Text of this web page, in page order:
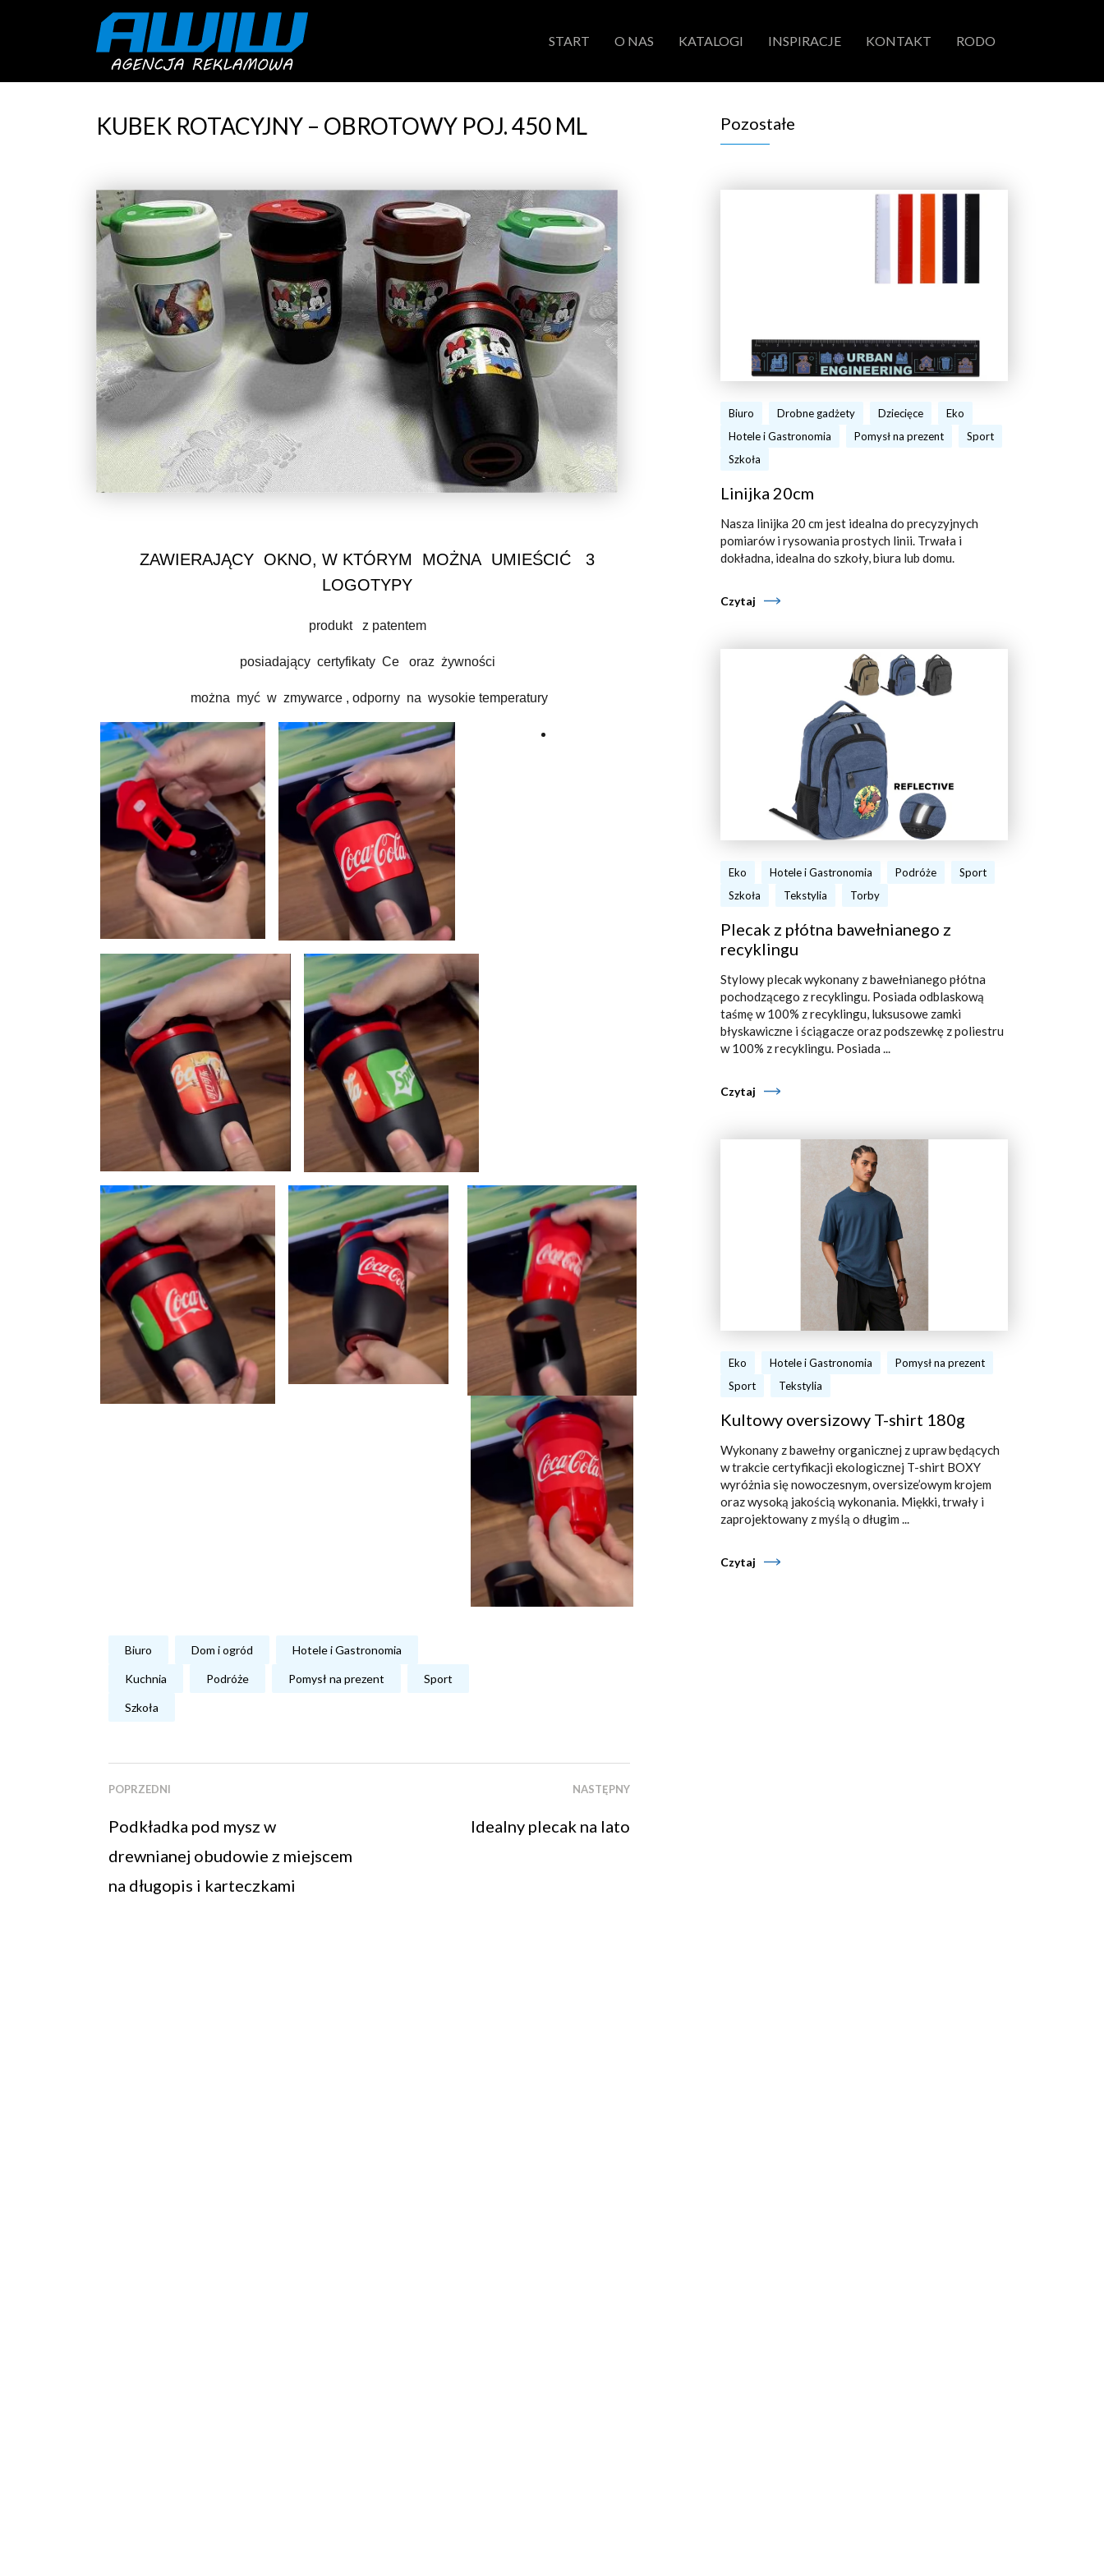
START O NAS KATALOGI INSPIRACJE KONTAKT RODO
KUBEK ROTACYJNY – OBROTOWY POJ. 450 ML
ZAWIERAJĄCY OKNO, W KTÓRYM MOŻNA UMIEŚCIĆ 3
LOGOTYPY
produkt z patentem
posiadający certyfikaty Ce oraz żywności
można myć w zmywarce , odporny na wysokie temperatury
Biuro Dom i ogród Hotele i Gastronomia
Kuchnia Podróże Pomysł na prezent Sport
Szkoła
POPRZEDNI
Podkładka pod mysz w
drewnianej obudowie z miejscem
na długopis i karteczkami
NASTĘPNY
Idealny plecak na lato
Pozostałe
Biuro Drobne gadżety Dziecięce
Eko
Hotele i Gastronomia
Pomysł na prezent
Sport
Szkoła
Linijka 20cm
Nasza linijka 20 cm jest idealna do precyzyjnych
pomiarów i rysowania prostych linii. Trwała i
dokładna, idealna do szkoły, biura lub domu.
Czytaj
Eko Hotele i Gastronomia Podróże
Sport
Szkoła
Tekstylia Torby
Plecak z płótna bawełnianego z
recyklingu
Stylowy plecak wykonany z bawełnianego płótna
pochodzącego z recyklingu. Posiada odblaskową
taśmę w 100% z recyklingu, luksusowe zamki
błyskawiczne i ściągacze oraz podszewkę z poliestru
w 100% z recyklingu. Posiada ...
Czytaj
Eko Hotele i Gastronomia
Pomysł na prezent
Sport
Tekstylia
Kultowy oversizowy T-shirt 180g
Wykonany z bawełny organicznej z upraw będących
w trakcie certyfikacji ekologicznej T-shirt BOXY
wyróżnia się nowoczesnym, oversize’owym krojem
oraz wysoką jakością wykonania. Miękki, trwały i
zaprojektowany z myślą o długim ...
Czytaj